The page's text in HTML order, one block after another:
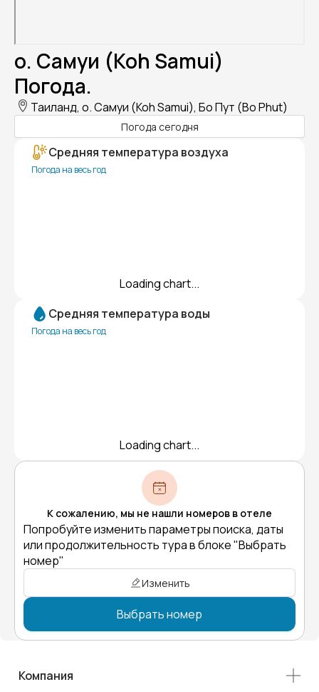
о. Самуи (Koh Samui)
Погода.
Таиланд, о. Самуи (Koh Samui), Бо Пут (Bo Phut)
Погода сегодня
Средняя температура воздуха
Погода на весь год
Loading chart...
Средняя температура воды
Погода на весь год
Loading chart...
К сожалению, мы не нашли номеров в отеле
Попробуйте изменить параметры поиска, даты
или продолжительность тура в блоке "Выбрать
номер"
Изменить
Выбрать номер
Компания